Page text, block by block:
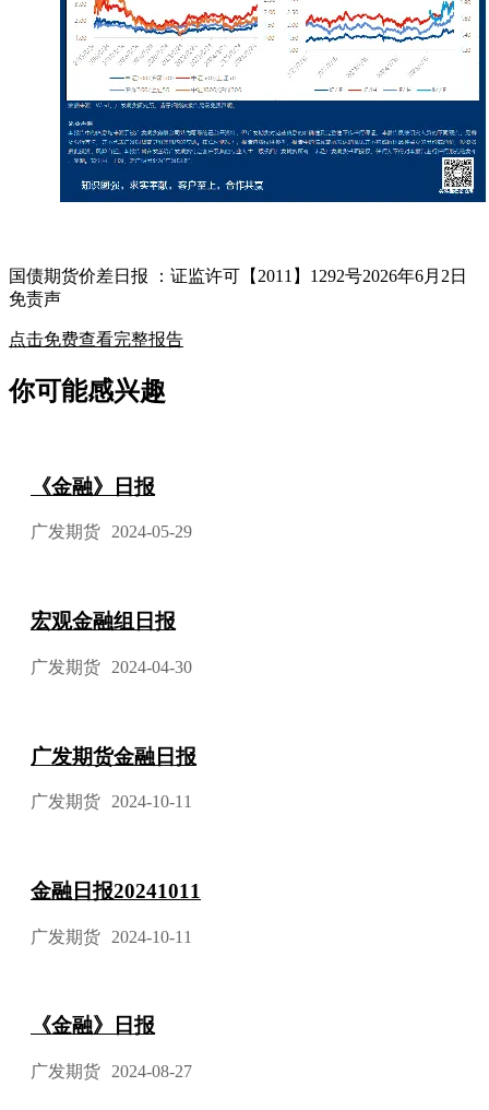
国债期货价差日报 ：证监许可【2011】1292号2026年6月2日
免责声
点击免费查看完整报告
你可能感兴趣
《金融》日报
广发期货 2024-05-29
宏观金融组日报
广发期货 2024-04-30
广发期货金融日报
广发期货 2024-10-11
金融日报20241011
广发期货 2024-10-11
《金融》日报
广发期货 2024-08-27